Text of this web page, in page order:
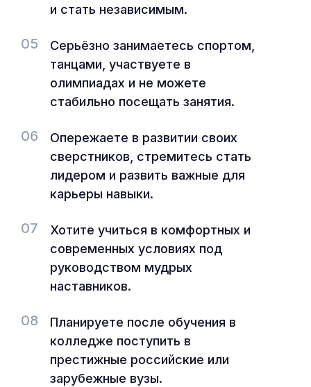
и стать независимым.
05
Серьёзно занимаетесь спортом,
танцами, участвуете в
олимпиадах и не можете
стабильно посещать занятия.
06
Опережаете в развитии своих
сверстников, стремитесь стать
лидером и развить важные для
карьеры навыки.
07
Хотите учиться в комфортных и
современных условиях под
руководством мудрых
наставников.
08
Планируете после обучения в
колледже поступить в
престижные российские или
зарубежные вузы.